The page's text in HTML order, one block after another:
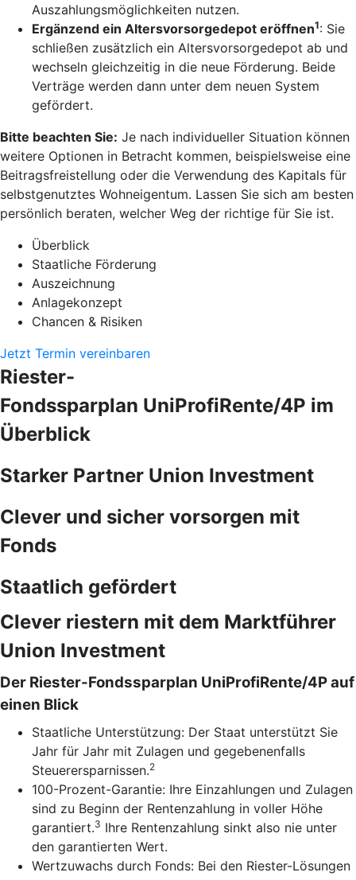
Auszahlungsmöglichkeiten nutzen.
Ergänzend ein Altersvorsorgedepot eröffnen1: Sie
schließen zusätzlich ein Altersvorsorgedepot ab und
wechseln gleichzeitig in die neue Förderung. Beide
Verträge werden dann unter dem neuen System
gefördert.
Bitte beachten Sie: Je nach individueller Situation können
weitere Optionen in Betracht kommen, beispielsweise eine
Beitragsfreistellung oder die Verwendung des Kapitals für
selbstgenutztes Wohneigentum. Lassen Sie sich am besten
persönlich beraten, welcher Weg der richtige für Sie ist.
Überblick
Staatliche Förderung
Auszeichnung
Anlagekonzept
Chancen & Risiken
Jetzt Termin vereinbaren
Riester-
Fondssparplan UniProfiRente/4P im
Überblick
Starker Partner Union Investment
Clever und sicher vorsorgen mit
Fonds
Staatlich gefördert
Clever riestern mit dem Marktführer
Union Investment
Der Riester-Fondssparplan UniProfiRente/4P auf
einen Blick
Staatliche Unterstützung: Der Staat unterstützt Sie
Jahr für Jahr mit Zulagen und gegebenenfalls
Steuerersparnissen.2
100-Prozent-Garantie: Ihre Einzahlungen und Zulagen
sind zu Beginn der Rentenzahlung in voller Höhe
garantiert.3 Ihre Rentenzahlung sinkt also nie unter
den garantierten Wert.
Wertzuwachs durch Fonds: Bei den Riester-Lösungen